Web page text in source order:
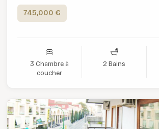
745,000 €
3 Chambre à
coucher
2 Bains